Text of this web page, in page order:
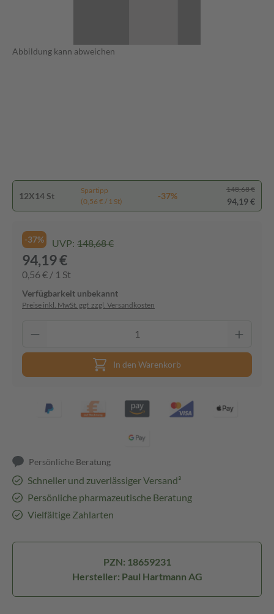
Abbildung kann abweichen
12X14 St
Spartipp
(0,56 € / 1 St)
-37%
148,68 €
94,19 €
-37% UVP: 148,68 €
94,19 €
0,56 € / 1 St
Verfügbarkeit unbekannt
Preise inkl. MwSt. ggf. zzgl. Versandkosten
In den Warenkorb
Persönliche Beratung
Schneller und zuverlässiger Versand³
Persönliche pharmazeutische Beratung
Vielfältige Zahlarten
PZN: 18659231
Hersteller: Paul Hartmann AG